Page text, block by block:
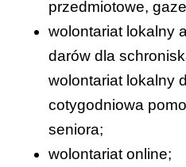
przedmiotowe,
wolontariat lokalny
darów dla
wolontariat lokalny
cotygodniowa
seniora;
wolontariat online;